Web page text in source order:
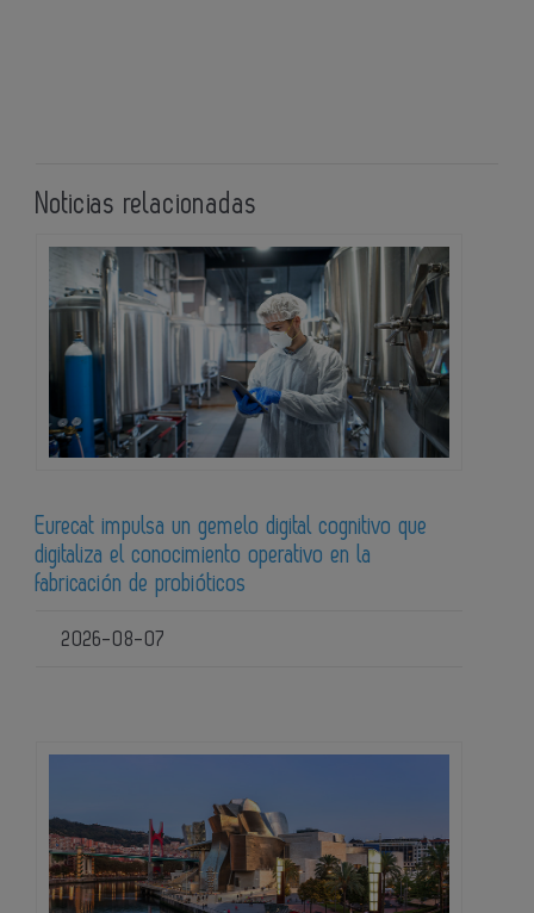
Noticias relacionadas
Eurecat impulsa un gemelo digital cognitivo que
digitaliza el conocimiento operativo en la
fabricación de probióticos
2026-08-07